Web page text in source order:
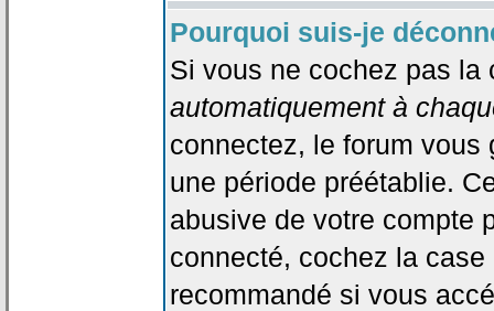
Pourquoi suis-je
Si vous ne cochez pas
automatiquement à
connectez, le forum vous
une période préétablie.
abusive de votre compte
connecté, cochez la
recommandé si vous